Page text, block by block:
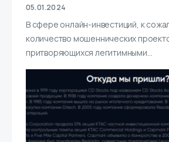
05.01.2024
В сфере онлайн-инвестиций, к
количество мошеннических
притворяющихся легитимными…